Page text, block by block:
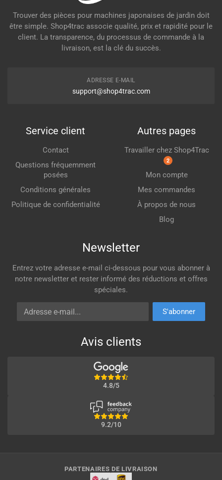
Trouver des pièces pour machines japonaises de jardin doit
être simple. Shop4trac associe qualité, prix et rapidité pour le
client. La transparence, du processus de commande à la
livraison, est la clé du succès.
ADRESSE E-MAIL
support@shop4trac.com
Service client
Contact
Questions fréquemment
posées
Conditions générales
Politique de confidentialité
Autres pages
Travailler chez Shop4Trac
2
Mon compte
Mes commandes
À propos de nous
Blog
Newsletter
Entrez votre adresse e-mail ci-dessous pour vous abonner à
notre newsletter et rester informé des réductions et offres
spéciales.
Adresse e-mail
S'abonner
Avis clients
4.8/5
9.2/10
PARTENAIRES DE LIVRAISON